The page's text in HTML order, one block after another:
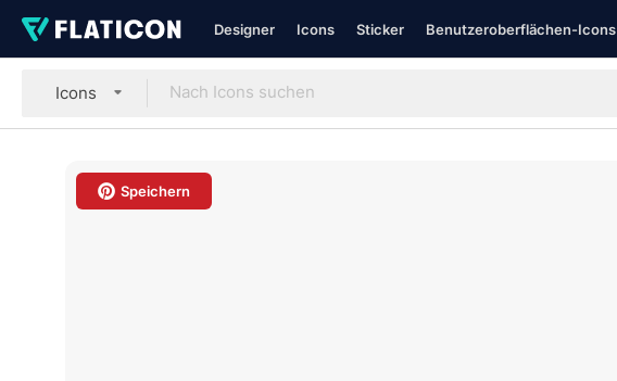
Designer Icons Sticker Benutzeroberflächen-Icons
Icons
Speichern